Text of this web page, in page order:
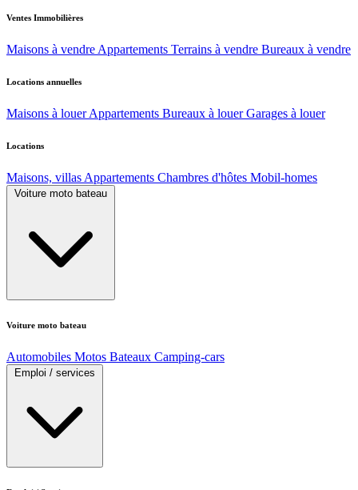
Ventes Immobilières
Maisons à vendre Appartements Terrains à vendre Bureaux à vendre
Locations annuelles
Maisons à louer Appartements Bureaux à louer Garages à louer
Locations
Maisons, villas Appartements Chambres d'hôtes Mobil-homes
Voiture moto bateau
Voiture moto bateau
Automobiles Motos Bateaux Camping-cars
Emploi / services